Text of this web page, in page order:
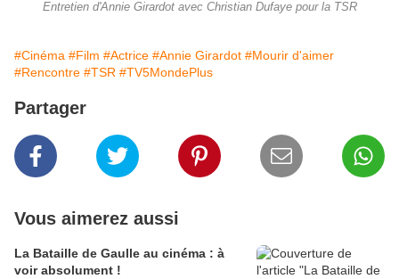
Entretien d'Annie Girardot avec Christian Dufaye pour la TSR
#Cinéma #Film #Actrice #Annie Girardot #Mourir d'aimer
#Rencontre #TSR #TV5MondePlus
Partager
Vous aimerez aussi
La Bataille de Gaulle au cinéma : à
voir absolument !